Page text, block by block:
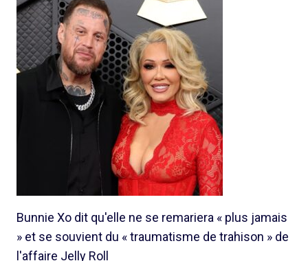
Bunnie Xo dit qu'elle ne se remariera « plus jamais
» et se souvient du « traumatisme de trahison » de
l'affaire Jelly Roll